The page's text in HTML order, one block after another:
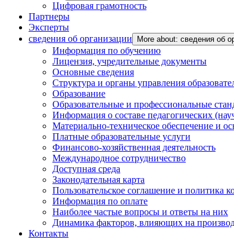
Цифровая грамотность
Партнеры
Эксперты
сведения об организации
More about: сведения об
Информация по обучению
Лицензия, учредительные документы
Основные сведения
Структура и органы управления
Образование
Образовательные и профессиональные
Информация о составе педагогических
Материально-техническое обеспечение и
Платные образовательные услуги
Финансово-хозяйственная деятельность
Международное сотрудничество
Доступная среда
Законодательная карта
Пользовательское соглашение и политика
Информация по оплате
Наиболее частые вопросы и ответы на них
Динамика факторов, влияющих на
Контакты